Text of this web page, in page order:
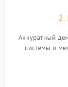
2.
Аккуратный
системы и